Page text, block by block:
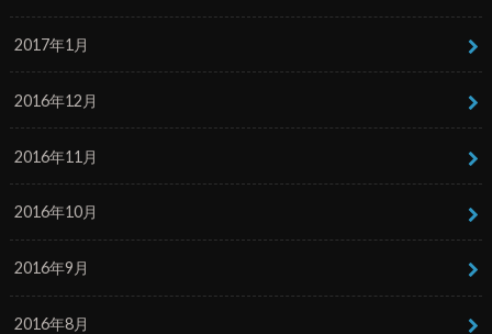
2017年1月
2016年12月
2016年11月
2016年10月
2016年9月
2016年8月